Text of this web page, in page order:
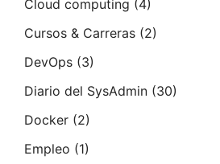
Cloud computing (4)
Cursos & Carreras (2)
DevOps (3)
Diario del SysAdmin (30)
Docker (2)
Empleo (1)